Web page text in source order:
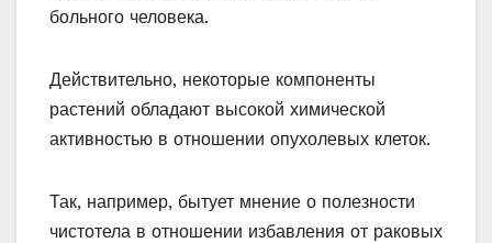
больного человека.
Действительно, некоторые компоненты
растений обладают высокой химической
активностью в отношении опухолевых клеток.
Так, например, бытует мнение о полезности
чистотела в отношении избавления от раковых